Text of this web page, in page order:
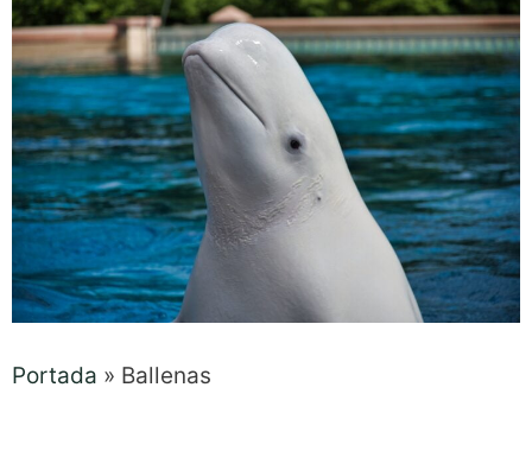
Portada » Ballenas